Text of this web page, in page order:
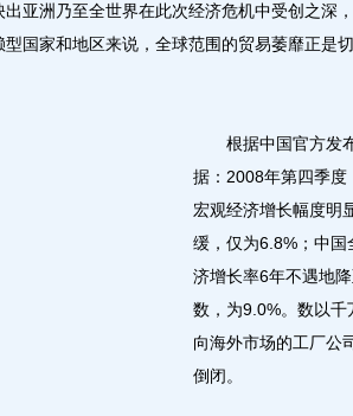
亚洲乃至全世界在此次经济危机中受创之深
国家和地区来说，全球范围的贸易萎靡正是
根据中国官方发
据：2008年第四季度
宏观经济增长幅度明
缓，仅为6.8%；中国
济增长率6年不遇地
数，为9.0%。数以千
向海外市场的工厂公
倒闭。